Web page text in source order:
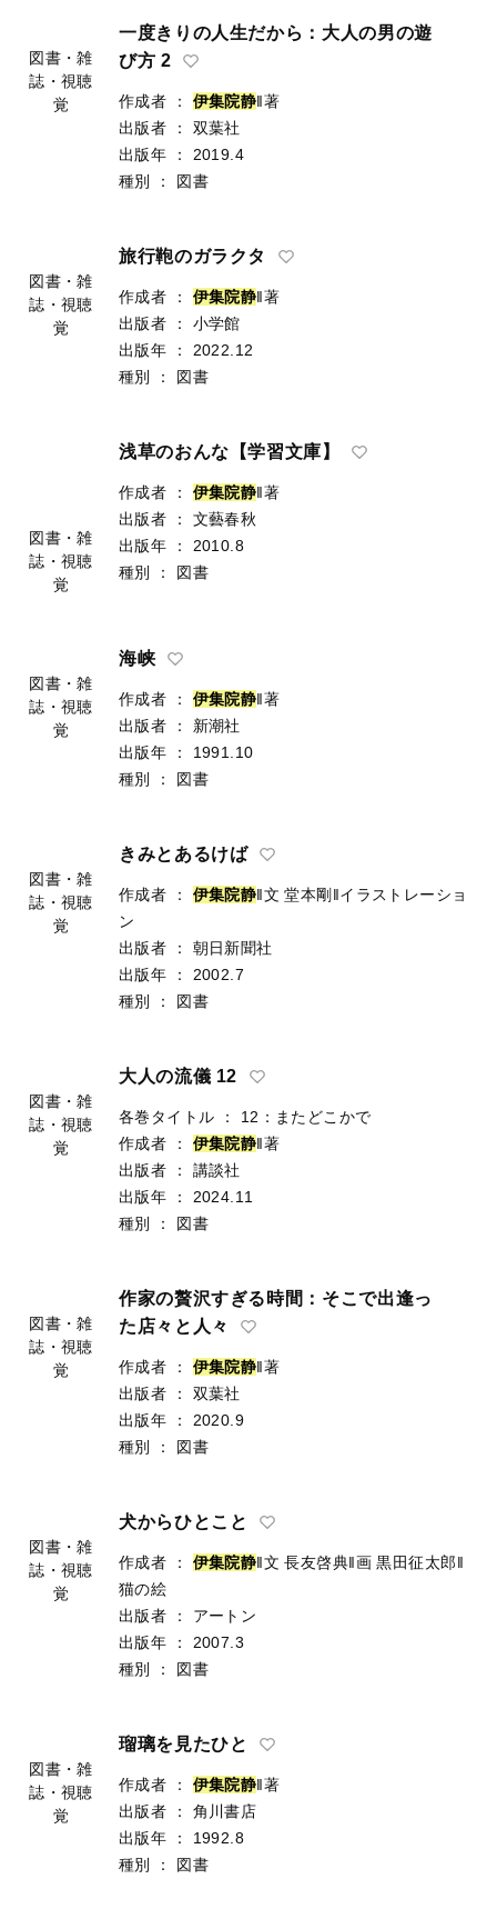
図書・雑
誌・視聴
覚
一度きりの人生だから：大人の男の遊
び方 2
作成者 ： 伊集院静‖著
出版者
：
双葉社
出版年
：
2019.4
種別
： 図書
図書・雑
誌・視聴
覚
旅行鞄のガラクタ
作成者 ： 伊集院静‖著
出版者
：
小学館
出版年
：
2022.12
種別
： 図書
図書・雑
誌・視聴
覚
浅草のおんな【学習文庫】
作成者 ： 伊集院静‖著
出版者
：
文藝春秋
出版年
：
2010.8
種別
： 図書
図書・雑
誌・視聴
覚
海峡
作成者 ： 伊集院静‖著
出版者
：
新潮社
出版年
：
1991.10
種別
： 図書
図書・雑
誌・視聴
覚
きみとあるけば
作成者 ： 伊集院静‖文 堂本剛‖イラストレーショ
ン
出版者
：
朝日新聞社
出版年
：
2002.7
種別
： 図書
図書・雑
誌・視聴
覚
大人の流儀 12
各巻タイトル ：
12：またどこかで
作成者
： 伊集院静‖著
出版者
：
講談社
出版年
：
2024.11
種別
： 図書
図書・雑
誌・視聴
覚
作家の贅沢すぎる時間：そこで出逢っ
た店々と人々
作成者 ： 伊集院静‖著
出版者
：
双葉社
出版年
：
2020.9
種別
： 図書
図書・雑
誌・視聴
覚
犬からひとこと
作成者 ： 伊集院静‖文 長友啓典‖画 黒田征太郎‖
猫の絵
出版者
：
アートン
出版年
：
2007.3
種別
： 図書
図書・雑
誌・視聴
覚
瑠璃を見たひと
作成者 ： 伊集院静‖著
出版者
：
角川書店
出版年
：
1992.8
種別
： 図書